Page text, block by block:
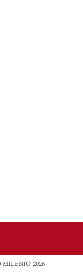
MILENIO 2026